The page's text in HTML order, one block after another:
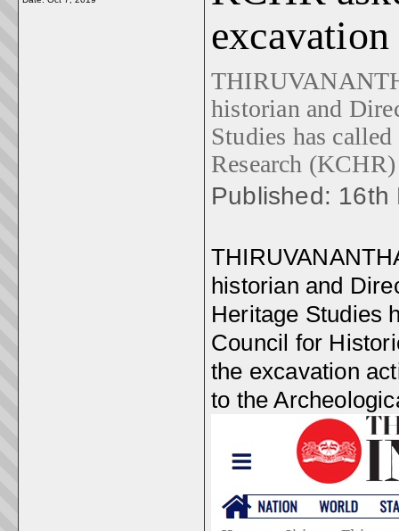
excavation
historian and
Studies has
Research
Published:
historian and
Heritage Studies
Council for
the excavation
to the